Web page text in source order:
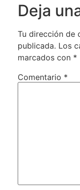
Deja
Tu dirección de
publicada. Los
marcados con *
Comentario *